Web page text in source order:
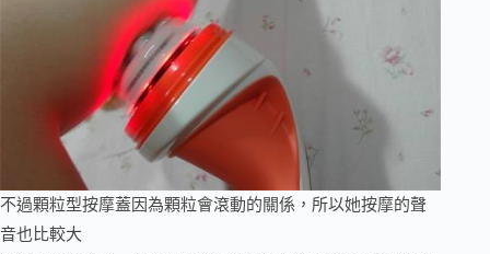
不過顆粒型按摩蓋因為顆粒會滾動的關係，所以她按摩的聲
音也比較大